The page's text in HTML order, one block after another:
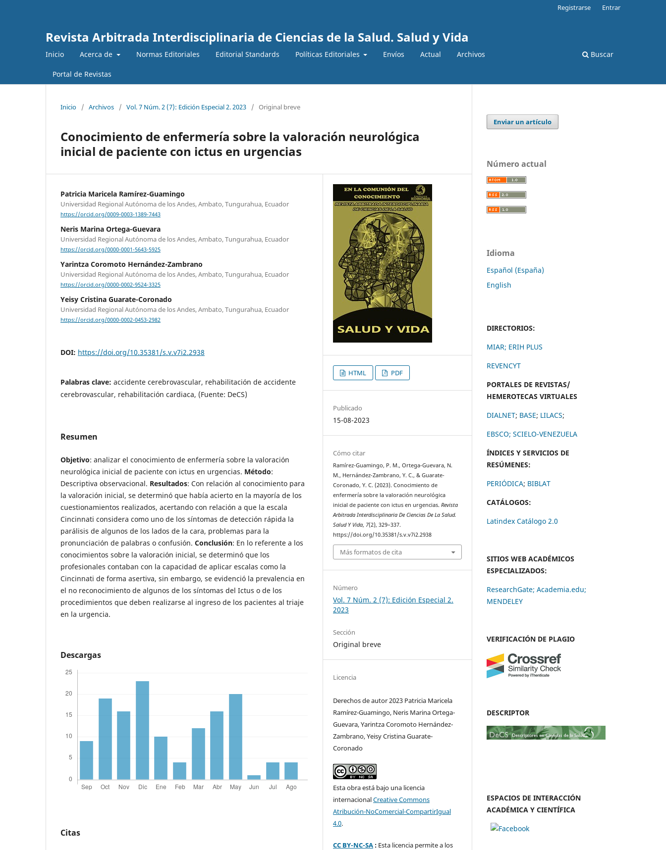
Revista Arbitrada Interdisciplinaria de Ciencias de la Salud. Salud y Vida
Inicio Acerca de Normas Editoriales Editorial Standards Políticas Editoriales Envíos Actual Archivos
Portal de Revistas
Buscar
Registrarse Entrar
Inicio / Archivos / Vol. 7 Núm. 2 (7): Edición Especial 2. 2023 / Original breve
Conocimiento de enfermería sobre la valoración neurológica
inicial de paciente con ictus en urgencias
Patricia Maricela Ramírez-Guamingo
Universidad Regional Autónoma de los Andes, Ambato, Tungurahua, Ecuador
https://orcid.org/0009-0003-1389-7443
Neris Marina Ortega-Guevara
Universidad Regional Autónoma de los Andes, Ambato, Tungurahua, Ecuador
https://orcid.org/0000-0001-5643-5925
Yarintza Coromoto Hernández-Zambrano
Universidad Regional Autónoma de los Andes, Ambato, Tungurahua, Ecuador
https://orcid.org/0000-0002-9524-3325
Yeisy Cristina Guarate-Coronado
Universidad Regional Autónoma de los Andes, Ambato, Tungurahua, Ecuador
https://orcid.org/0000-0002-0453-2982
DOI: https://doi.org/10.35381/s.v.v7i2.2938
Palabras clave: accidente cerebrovascular, rehabilitación de accidente
cerebrovascular, rehabilitación cardiaca, (Fuente: DeCS)
Resumen
Objetivo: analizar el conocimiento de enfermería sobre la valoración
neurológica inicial de paciente con ictus en urgencias. Método:
Descriptiva observacional. Resultados: Con relación al conocimiento para
la valoración inicial, se determinó que había acierto en la mayoría de los
cuestionamientos realizados, acertando con relación a que la escala
Cincinnati considera como uno de los síntomas de detección rápida la
parálisis de algunos de los lados de la cara, problemas para la
pronunciación de palabras o confusión. Conclusión: En lo referente a los
conocimientos sobre la valoración inicial, se determinó que los
profesionales contaban con la capacidad de aplicar escalas como la
Cincinnati de forma asertiva, sin embargo, se evidenció la prevalencia en
el no reconocimiento de algunos de los síntomas del Ictus o de los
procedimientos que deben realizarse al ingreso de los pacientes al triaje
en la urgencia.
Descargas
Citas
HTML PDF
Publicado
15-08-2023
Cómo citar
Ramírez-Guamingo, P. M., Ortega-Guevara, N.
M., Hernández-Zambrano, Y. C., & Guarate-
Coronado, Y. C. (2023). Conocimiento de
enfermería sobre la valoración neurológica
inicial de paciente con ictus en urgencias.Revista
Arbitrada Interdisciplinaria De Ciencias De La Salud.
Salud Y Vida, 7(2), 329–337.
https://doi.org/10.35381/s.v.v7i2.2938
Más formatos de cita
Número
Vol. 7 Núm. 2 (7): Edición Especial 2.
2023
Sección
Original breve
Licencia
Derechos de autor 2023 Patricia Maricela
Ramírez-Guamingo, Neris Marina Ortega-
Guevara, Yarintza Coromoto Hernández-
Zambrano, Yeisy Cristina Guarate-
Coronado
Esta obra está bajo una licencia
internacionalCreative Commons
Atribución-NoComercial-CompartirIgual
4.0.
CC BY-NC-SA : Esta licencia permite a los
Enviar un artículo
Número actual
Idioma
Español (España)
English
DIRECTORIOS:
MIAR; ERIH PLUS
REVENCYT
PORTALES DE REVISTAS/
HEMEROTECAS VIRTUALES
DIALNET; BASE; LILACS;
EBSCO; SCIELO-VENEZUELA
ÍNDICES Y SERVICIOS DE
RESÚMENES:
PERIÓDICA; BIBLAT
CATÁLOGOS:
Latindex Catálogo 2.0
SITIOS WEB ACADÉMICOS
ESPECIALIZADOS:
ResearchGate; Academia.edu;
MENDELEY
VERIFICACIÓN DE PLAGIO
DESCRIPTOR
ESPACIOS DE INTERACCIÓN
ACADÉMICA Y CIENTÍFICA